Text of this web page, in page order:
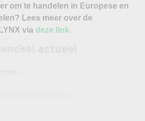
om te handelen in Europese en
Lees meer over de
via deze link.